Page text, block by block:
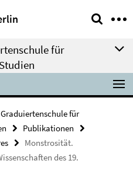
für
für
Publikationen
Monstrosität.
des 19.